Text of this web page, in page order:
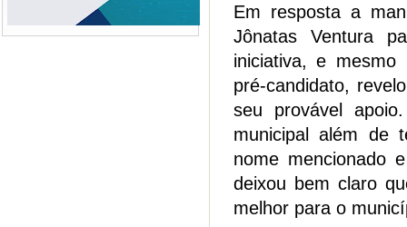
Em resposta a
Jônatas Ventura
iniciativa, e
pré-candidato,
seu provável
municipal além de
nome mencionado
deixou bem claro
melhor para o